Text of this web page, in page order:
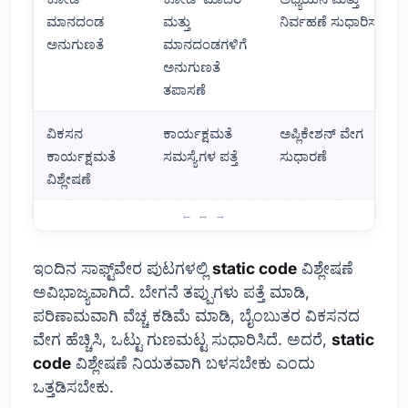
ಮಾನದಂಡ
ಅನುಗುಣತೆ
ಮತ್ತು
ಮಾನದಂಡಗಳಿಗೆ
ಅನುಗುಣತೆ
ತಪಾಸಣೆ
ನಿರ್ವಹಣೆ ಸುಧಾರಿಸು
ವಿಕಸನ
ಕಾರ್ಯಕ್ಷಮತೆ
ವಿಶ್ಲೇಷಣೆ
ಕಾರ್ಯಕ್ಷಮತೆ
ಸಮಸ್ಯೆಗಳ ಪತ್ತೆ
ಅಪ್ಲಿಕೇಶನ್ ವೇಗ
ಸುಧಾರಣೆ
ಇಂದಿನ ಸಾಫ್ಟ್‌ವೇರ ಪುಟಗಳಲ್ಲಿ static code ವಿಶ್ಲೇಷಣೆ
ಅವಿಭಾಜ್ಯವಾಗಿದೆ. ಬೇಗನೆ ತಪ್ಪುಗಳು ಪತ್ತೆ ಮಾಡಿ,
ಪರಿಣಾಮವಾಗಿ ವೆಚ್ಚ ಕಡಿಮೆ ಮಾಡಿ, ಬೈಂಬುತರ ವಿಕಸನದ
ವೇಗ ಹೆಚ್ಚಿಸಿ, ಒಟ್ಟು ಗುಣಮಟ್ಟ ಸುಧಾರಿಸಿದೆ. ಅದರೆ, static
code ವಿಶ್ಲೇಷಣೆ ನಿಯತವಾಗಿ ಬಳಸಬೇಕು ಎಂದು
ಒತ್ತಡಿಸಬೇಕು.